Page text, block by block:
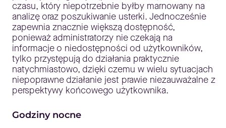
czasu, który niepotrzebnie byłby marnowany na
analizę oraz poszukiwanie usterki. Jednocześnie
zapewnia znacznie większą dostępność,
ponieważ administratorzy nie czekają na
informacje o niedostępności od użytkowników,
tylko przystępują do działania praktycznie
natychmiastowo, dzięki czemu w wielu sytuacjach
niepoprawne działanie jest prawie niezauważalne z
perspektywy końcowego użytkownika.
Godziny nocne